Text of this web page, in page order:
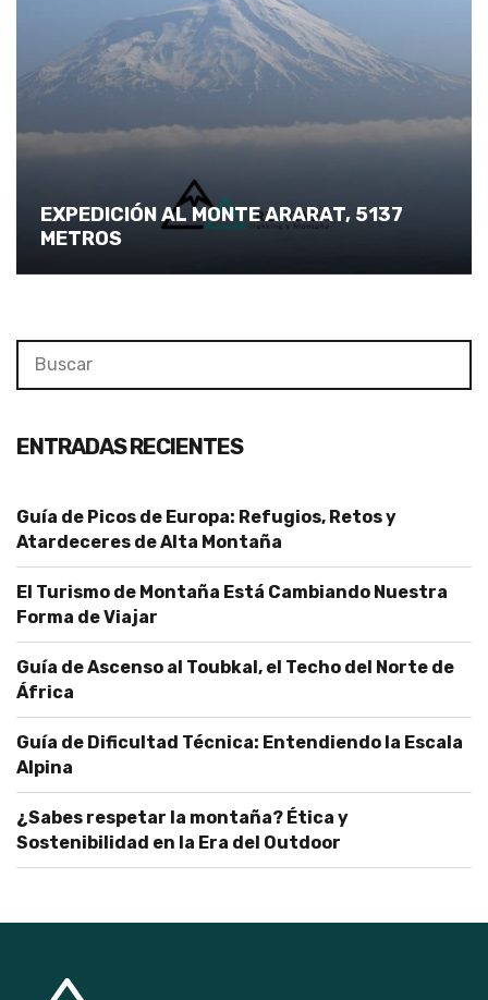
EXPEDICIÓN AL MONTE ARARAT, 5137
METROS
Search
for:
ENTRADAS RECIENTES
Guía de Picos de Europa: Refugios, Retos y
Atardeceres de Alta Montaña
El Turismo de Montaña Está Cambiando Nuestra
Forma de Viajar
Guía de Ascenso al Toubkal, el Techo del Norte de
África
Guía de Dificultad Técnica: Entendiendo la Escala
Alpina
¿Sabes respetar la montaña? Ética y
Sostenibilidad en la Era del Outdoor